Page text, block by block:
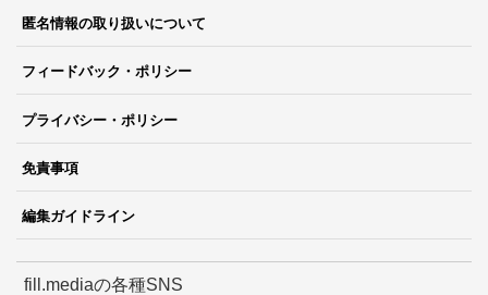
匿名情報の取り扱いについて
フィードバック・ポリシー
プライバシー・ポリシー
免責事項
編集ガイドライン
fill.mediaの各種SNS